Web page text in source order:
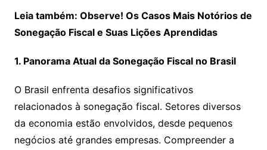
Leia também: Observe! Os Casos Mais Notórios de
Sonegação Fiscal e Suas Lições Aprendidas
1. Panorama Atual da Sonegação Fiscal no Brasil
O Brasil enfrenta desafios significativos
relacionados à sonegação fiscal. Setores diversos
da economia estão envolvidos, desde pequenos
negócios até grandes empresas. Compreender a